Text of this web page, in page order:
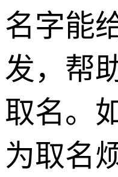
名字能
发，帮
取名。
为取名